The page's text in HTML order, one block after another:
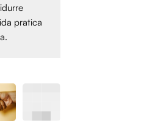
pratica